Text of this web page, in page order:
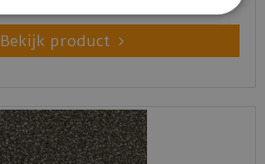
Bekijk product